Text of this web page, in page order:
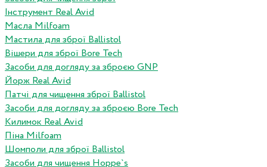
Інструмент Real Avid
Масла Milfoam
Мастила для зброї Ballistol
Вішери для зброї Bore Tech
Засоби для догляду за зброєю GNP
Йорж Real Avid
Патчі для чищення зброї Ballistol
Засоби для догляду за зброєю Bore Tech
Килимок Real Avid
Піна Milfoam
Шомполи для зброї Ballistol
Засоби для чищення Hoppe`s